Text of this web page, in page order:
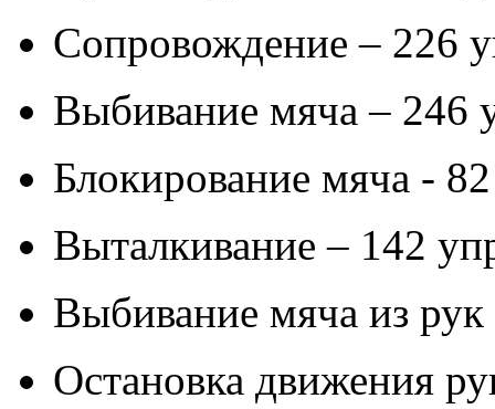
Сопровождение – 226
Выбивание мяча – 246
Блокирование мяча -
Выталкивание – 142
Выбивание мяча из
Остановка движения